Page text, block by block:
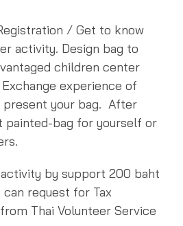
/ Get to know
activity. Design bag to
children center
experience of
present your bag. After
painted-bag for yourself or
by support 200 baht
request for Tax
Thai Volunteer Service